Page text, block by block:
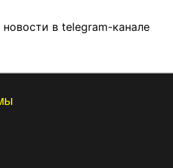
в telegram-канале